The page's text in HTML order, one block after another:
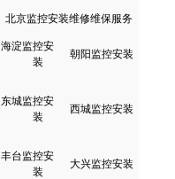
北京监控安装维修维保服务
海淀监控安
装
朝阳监控安装
东城监控安
装
西城监控安装
丰台监控安
装
大兴监控安装